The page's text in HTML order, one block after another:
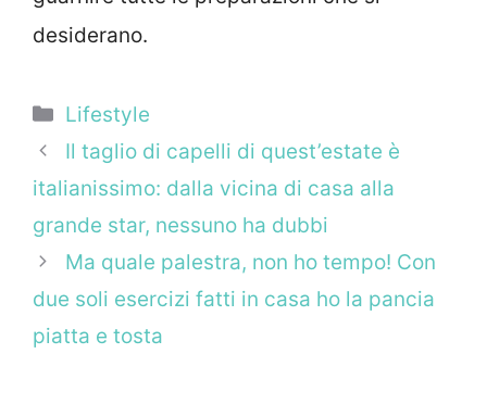
desiderano.
Categorie
Lifestyle
Il taglio di capelli di quest’estate è
italianissimo: dalla vicina di casa alla
grande star, nessuno ha dubbi
Ma quale palestra, non ho tempo! Con
due soli esercizi fatti in casa ho la pancia
piatta e tosta